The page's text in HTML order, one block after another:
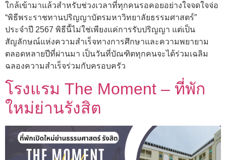
ใกล้เข้ามาแล้วสำหรับช่วงเวลาที่ทุกคนรอคอยอย่างใจจดใจจ่อ
“พิธีพระราชทานปริญญาบัตรมหาวิทยาลัยธรรมศาสตร์”
ประจำปี 2567 พิธีนี้ไม่ใช่เพียงแค่การรับปริญญา แต่เป็น
สัญลักษณ์แห่งความสำเร็จทางการศึกษาและความพยายาม
ตลอดหลายปีที่ผ่านมา เป็นวันที่บัณฑิตทุกคนจะได้ร่วมเฉลิม
ฉลองความสำเร็จร่วมกับครอบครัว
โรงแรม The Moment – ที่พัก
ใหม่ย่านรังสิต